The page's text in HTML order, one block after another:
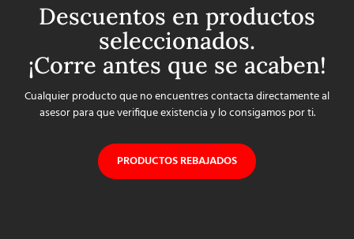
Descuentos en productos
seleccionados.
¡Corre antes que se acaben!
Cualquier producto que no encuentres contacta directamente al
asesor para que verifique existencia y lo consigamos por ti.
PRODUCTOS REBAJADOS